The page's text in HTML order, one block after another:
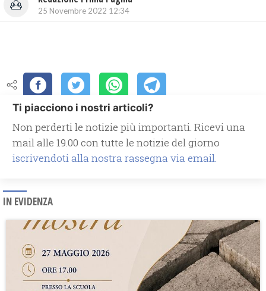
25 Novembre 2022 12:34
Ti piacciono i nostri articoli?
Non perderti le notizie più importanti. Ricevi una
mail alle 19.00 con tutte le notizie del giorno
iscrivendoti alla nostra rassegna via email.
IN EVIDENZA